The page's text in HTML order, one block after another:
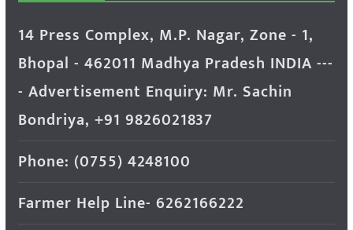
14 Press Complex, M.P. Nagar, Zone - 1,
Bhopal - 462011 Madhya Pradesh INDIA ---
- Advertisement Enquiry: Mr. Sachin
Bondriya, +91 9826021837
Phone: (0755) 4248100
Farmer Help Line- 6262166222